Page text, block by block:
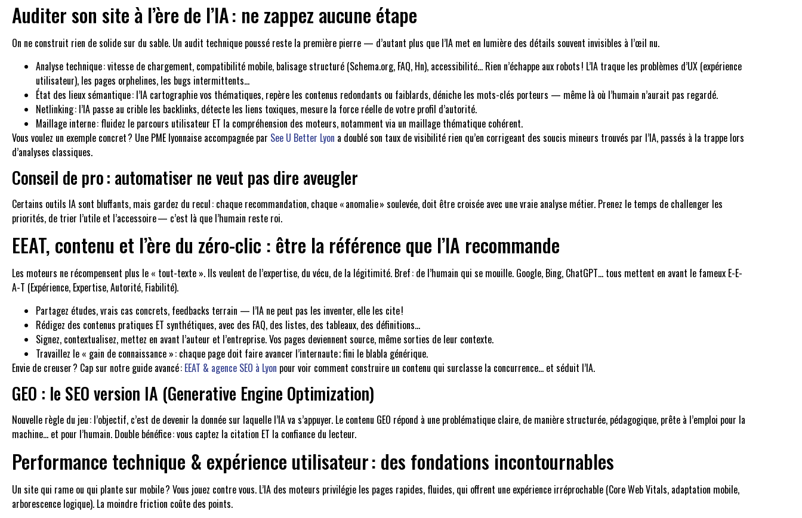
Auditer son site à l’ère de l’IA : ne zappez aucune étape
On ne construit rien de solide sur du sable. Un audit technique poussé reste la première pierre — d’autant plus que l’IA met en lumière des détails souvent invisibles à l’œil nu.
Analyse technique : vitesse de chargement, compatibilité mobile, balisage structuré (Schema.org, FAQ, Hn), accessibilité… Rien n’échappe aux robots ! L’IA traque les problèmes d’UX (expérience
utilisateur), les pages orphelines, les bugs intermittents…
État des lieux sémantique : l’IA cartographie vos thématiques, repère les contenus redondants ou faiblards, déniche les mots-clés porteurs — même là où l’humain n’aurait pas regardé.
Netlinking : l’IA passe au crible les backlinks, détecte les liens toxiques, mesure la force réelle de votre profil d’autorité.
Maillage interne : fluidez le parcours utilisateur ET la compréhension des moteurs, notamment via un maillage thématique cohérent.
Vous voulez un exemple concret ? Une PME lyonnaise accompagnée par See U Better Lyon a doublé son taux de visibilité rien qu’en corrigeant des soucis mineurs trouvés par l’IA, passés à la trappe lors
d’analyses classiques.
Conseil de pro : automatiser ne veut pas dire aveugler
Certains outils IA sont bluffants, mais gardez du recul : chaque recommandation, chaque « anomalie » soulevée, doit être croisée avec une vraie analyse métier. Prenez le temps de challenger les
priorités, de trier l’utile et l’accessoire — c’est là que l’humain reste roi.
EEAT, contenu et l’ère du zéro-clic : être la référence que l’IA recommande
Les moteurs ne récompensent plus le « tout-texte ». Ils veulent de l’expertise, du vécu, de la légitimité. Bref : de l’humain qui se mouille. Google, Bing, ChatGPT… tous mettent en avant le fameux E-E-
A-T (Expérience, Expertise, Autorité, Fiabilité).
Partagez études, vrais cas concrets, feedbacks terrain — l’IA ne peut pas les inventer, elle les cite !
Rédigez des contenus pratiques ET synthétiques, avec des FAQ, des listes, des tableaux, des définitions…
Signez, contextualisez, mettez en avant l’auteur et l’entreprise. Vos pages deviennent source, même sorties de leur contexte.
Travaillez le « gain de connaissance » : chaque page doit faire avancer l’internaute ; fini le blabla générique.
Envie de creuser ? Cap sur notre guide avancé : EEAT & agence SEO à Lyon pour voir comment construire un contenu qui surclasse la concurrence… et séduit l’IA.
GEO : le SEO version IA (Generative Engine Optimization)
Nouvelle règle du jeu : l’objectif, c’est de devenir la donnée sur laquelle l’IA va s’appuyer. Le contenu GEO répond à une problématique claire, de manière structurée, pédagogique, prête à l’emploi pour la
machine… et pour l’humain. Double bénéfice : vous captez la citation ET la confiance du lecteur.
Performance technique & expérience utilisateur : des fondations incontournables
Un site qui rame ou qui plante sur mobile ? Vous jouez contre vous. L’IA des moteurs privilégie les pages rapides, fluides, qui offrent une expérience irréprochable (Core Web Vitals, adaptation mobile,
arborescence logique). La moindre friction coûte des points.